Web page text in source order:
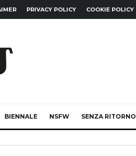
PRIVACY POLICY COOKIE POLICY
BIENNALE NSFW SENZA RITORNO